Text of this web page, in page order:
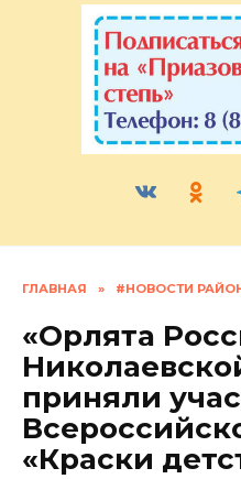
ГЛАВНАЯ » #НОВОСТИ
«Орлята
приняли
«Краски